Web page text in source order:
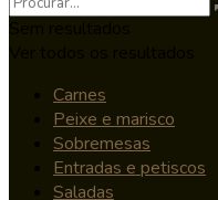
Carnes
Peixe e marisco
Sobremesas
Entradas e petiscos
Saladas